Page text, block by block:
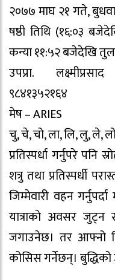
२०७७ माघ २१ गते,
षष्ठी तिथि (१६:०३
कन्या ११:५२ बजेदेखि
उपप्रा.
९८४१३५२१६४
मेष – ARIES
चु, चे, चो, ला, लि, लु, ले,
प्रतिस्पर्धा गर्नुपरे पनि
शत्रु तथा प्रतिस्पर्धी
जिम्मेवारी वहन
यात्राकाे अवसर
जगाउनेछ। तर आफ्नो
कोसिस गर्नेछन्। बुद्धिको